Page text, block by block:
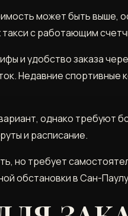
может быть выше,
с работающим
и удобство заказа
Недавние спортивные
однако требуют
и расписание.
но требует
обстановки в Сан-